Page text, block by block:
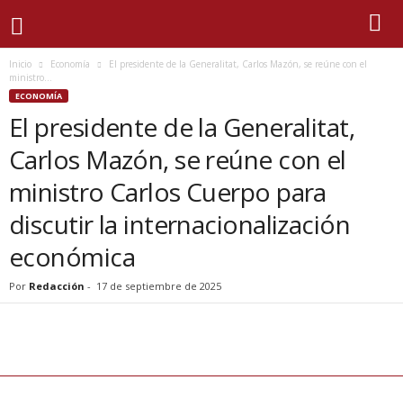
Inicio Economía
El presidente de la Generalitat, Carlos Mazón, se reúne con el
ministro...
ECONOMÍA
El presidente de la Generalitat,
Carlos Mazón, se reúne con el
ministro Carlos Cuerpo para
discutir la internacionalización
económica
Por Redacción - 17 de septiembre de 2025